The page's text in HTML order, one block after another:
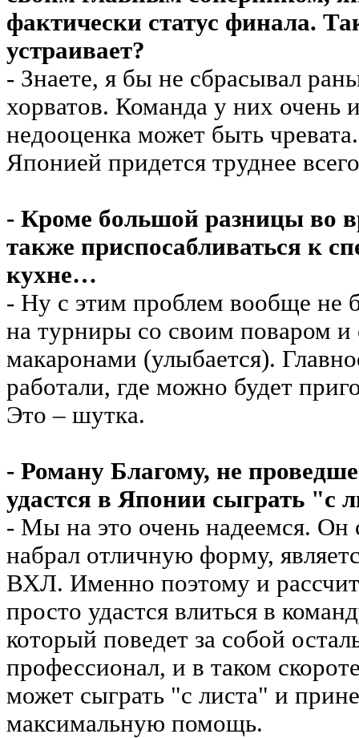
фактически статус финала.
устраивает?
- Знаете, я бы не сбрасывал
хорватов. Команда у них очень
недооценка может быть
Японией придется труднее
- Кроме большой разницы во
также приспосабливаться к
кухне…
- Ну с этим проблем вообще не
на турниры со своим поваром и
макаронами (улыбается).
работали, где можно будет
Это – шутка.
- Роману Благому, не
удастся в Японии сыграть "с
- Мы на это очень надеемся. Он
набрал отличную форму,
ВХЛ. Именно поэтому и
просто удастся влиться в
который поведет за собой
профессионал, и в таком
может сыграть "с листа" и
максимальную помощь.